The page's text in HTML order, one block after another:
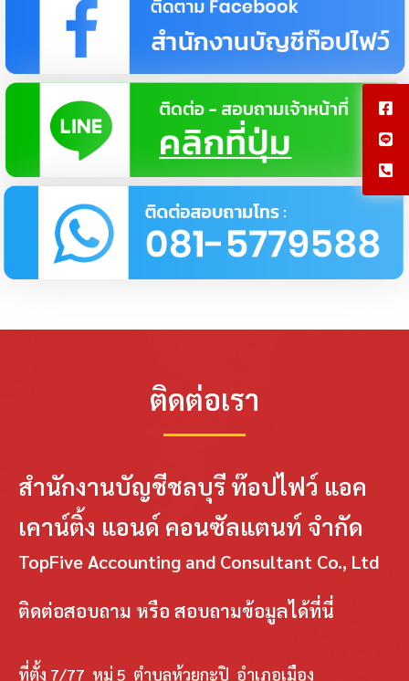
ติดต่อเรา
สำนักงานบัญชีชลบุรี ท๊อปไฟว์ แอค
เคาน์ติ้ง แอนด์ คอนซัลแตนท์ จำกัด
TopFive Accounting and Consultant Co., Ltd
ติดต่อสอบถาม หรือ สอบถามข้อมูลได้ที่นี่
ที่ตั้ง 7/77 หมู่ 5 ตำบลห้วยกะปิ อำเภอเมือง